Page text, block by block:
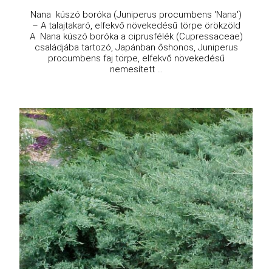
Nana kúszó boróka (Juniperus procumbens 'Nana')
– A talajtakaró, elfekvő növekedésű törpe örökzöld
A Nana kúszó boróka a ciprusfélék (Cupressaceae)
családjába tartozó, Japánban őshonos, Juniperus
procumbens faj törpe, elfekvő növekedésű
nemesített ...